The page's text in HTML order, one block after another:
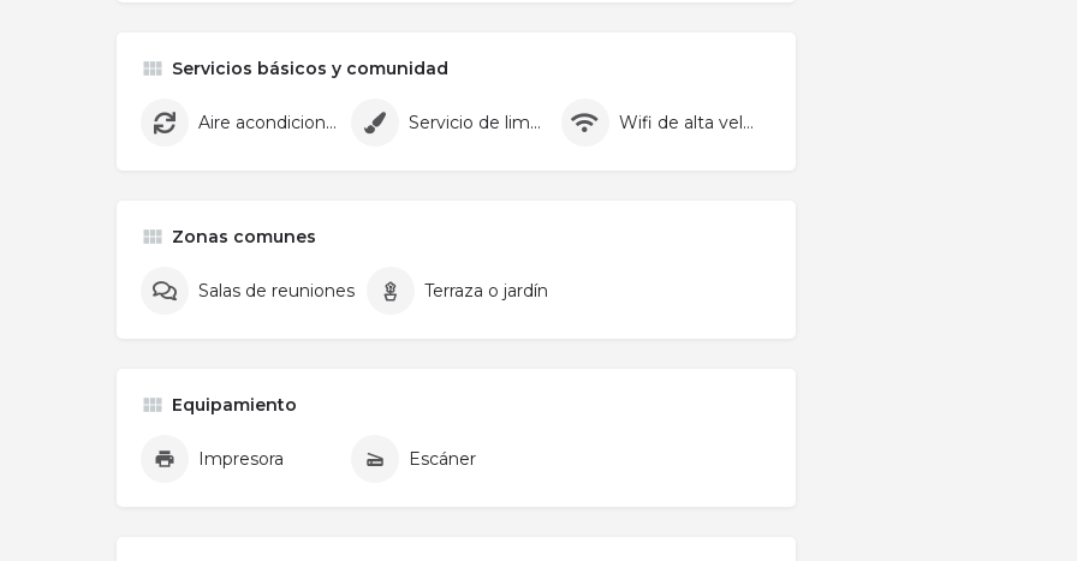
Servicios básicos y comunidad
Aire acondicionado Servicio de limpieza Wifi de alta velocidad
Zonas comunes
Salas de reuniones Terraza o jardín
Equipamiento
Impresora Escáner